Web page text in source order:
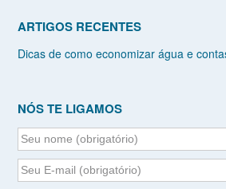
ARTIGOS RECENTES
Dicas de como economizar água e
NÓS TE LIGAMOS